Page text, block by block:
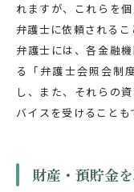
れますが、これらを
弁護士に依頼されるこ
弁護士には、各金融
る「弁護士会照会制
し、また、それらの
バイスを受けることも
財産・預貯金